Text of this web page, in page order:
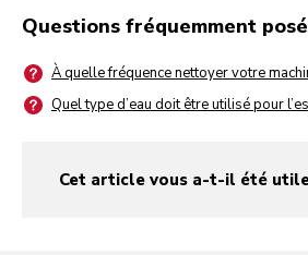
Questions fréquemment
À quelle fréquence nettoyer votre
Quel type d’eau doit être utilisé pour
Cet article vous a-t-il été
yes
no